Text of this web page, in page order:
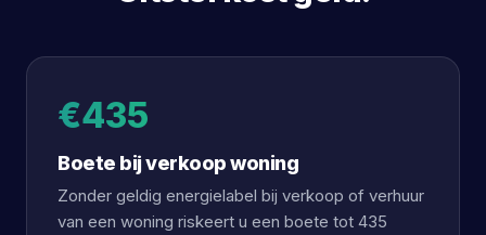
€435
Boete bij verkoop woning
Zonder geldig energielabel bij verkoop of verhuur
van een woning riskeert u een boete tot 435